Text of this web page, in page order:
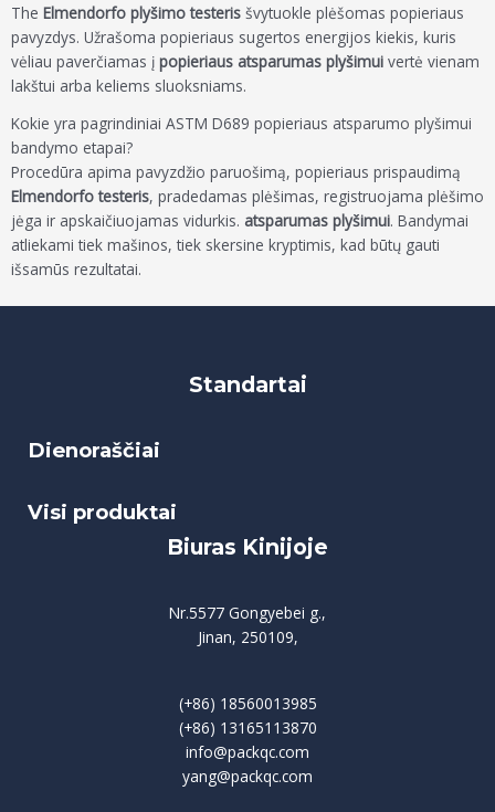
The Elmendorfo plyšimo testeris švytuokle plėšomas popieriaus
pavyzdys. Užrašoma popieriaus sugertos energijos kiekis, kuris
vėliau paverčiamas į popieriaus atsparumas plyšimui vertė vienam
lakštui arba keliems sluoksniams.
Kokie yra pagrindiniai ASTM D689 popieriaus atsparumo plyšimui
bandymo etapai?
Procedūra apima pavyzdžio paruošimą, popieriaus prispaudimą
Elmendorfo testeris, pradedamas plėšimas, registruojama plėšimo
jėga ir apskaičiuojamas vidurkis. atsparumas plyšimui. Bandymai
atliekami tiek mašinos, tiek skersine kryptimis, kad būtų gauti
išsamūs rezultatai.
Standartai
Dienoraščiai
Visi produktai
Biuras Kinijoje
Nr.5577 Gongyebei g.,
Jinan, 250109,
(+86) 18560013985
(+86) 13165113870
info@packqc.com
yang@packqc.com